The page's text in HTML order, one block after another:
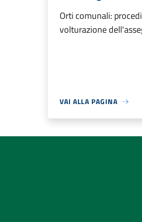
Orti comunali:
volturazione
VAI ALLA PAGINA